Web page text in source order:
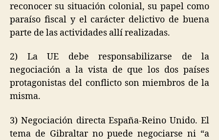
reconocer su situación colonial, su papel como
paraíso fiscal y el carácter delictivo de buena
parte de las actividades allí realizadas.
2) La UE debe responsabilizarse de la
negociación a la vista de que los dos países
protagonistas del conflicto son miembros de la
misma.
3) Negociación directa España-Reino Unido. El
tema de Gibraltar no puede negociarse ni “a